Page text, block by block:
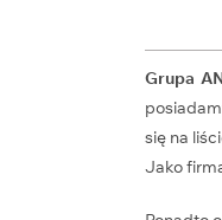
Grupa
się na
Jako